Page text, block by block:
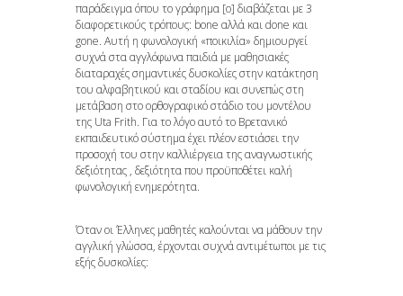
παράδειγμα όπου το γράφημα [ο] διαβάζεται με 3
διαφορετικούς τρόπους: bone αλλά και done και
gone. Αυτή η φωνολογική «ποικιλία» δημιουργεί
συχνά στα αγγλόφωνα παιδιά με μαθησιακές
διαταραχές σημαντικές δυσκολίες στην κατάκτηση
του αλφαβητικού και σταδίου και συνεπώς στη
μετάβαση στο ορθογραφικό στάδιο του μοντέλου
της Uta Frith. Για το λόγο αυτό το Βρετανικό
εκπαιδευτικό σύστημα έχει πλέον εστιάσει την
προσοχή του στην καλλιέργεια της αναγνωστικής
δεξιότητας , δεξιότητα που προϋποθέτει καλή
φωνολογική ενημερότητα.
Όταν οι Έλληνες μαθητές καλούνται να μάθουν την
αγγλική γλώσσα, έρχονται συχνά αντιμέτωποι με τις
εξής δυσκολίες: